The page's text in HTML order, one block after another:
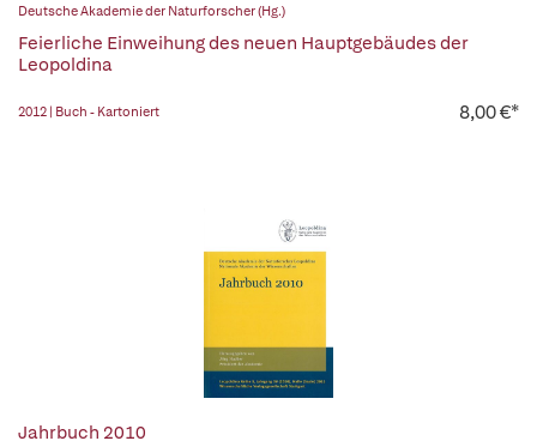
Deutsche Akademie der Naturforscher (Hg.)
Feierliche Einweihung des neuen Hauptgebäudes der
Leopoldina
2012 | Buch - Kartoniert 8,00 €*
Jahrbuch 2010